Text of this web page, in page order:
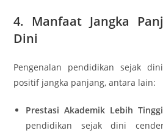
4. Manfaat Jangka
Dini
Pengenalan pendidikan sejak
positif jangka panjang, antara lain:
Prestasi Akademik Lebih Tinggi
pendidikan sejak dini